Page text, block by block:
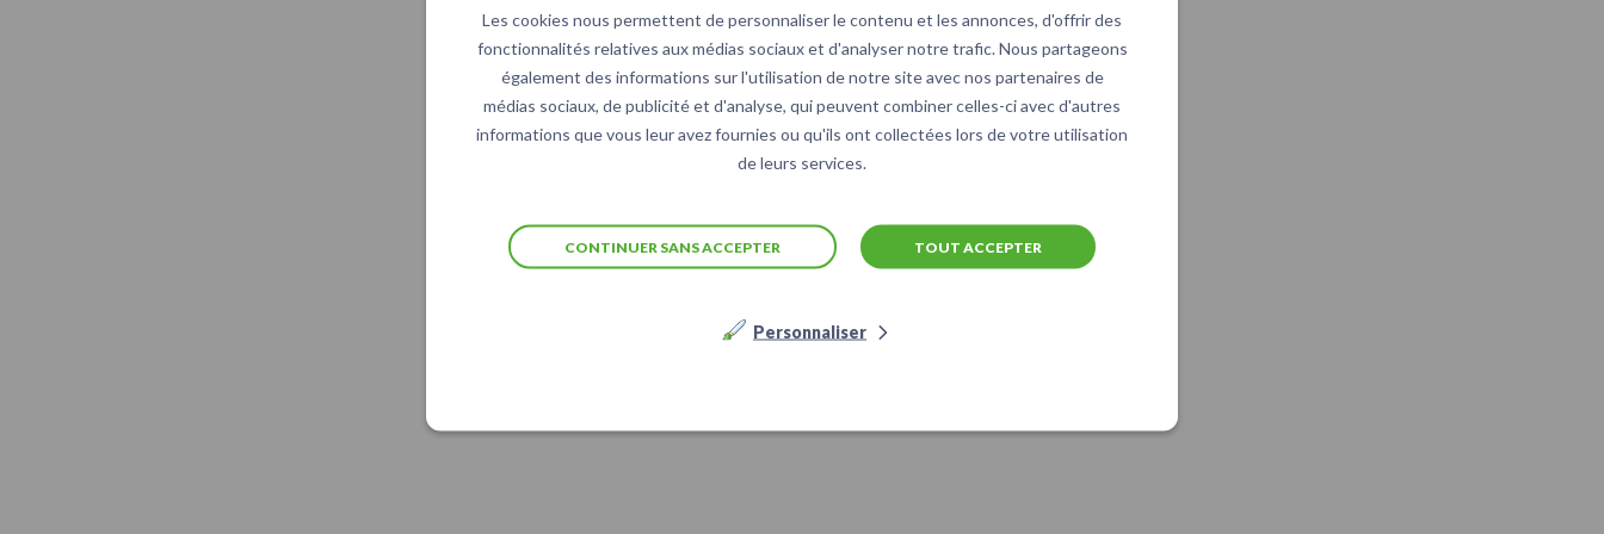
Les cookies nous permettent de personnaliser le contenu et les annonces, d'offrir des
fonctionnalités relatives aux médias sociaux et d'analyser notre trafic. Nous partageons
également des informations sur l'utilisation de notre site avec nos partenaires de
médias sociaux, de publicité et d'analyse, qui peuvent combiner celles-ci avec d'autres
informations que vous leur avez fournies ou qu'ils ont collectées lors de votre utilisation
de leurs services.
TOUT ACCEPTER
CONTINUER SANS ACCEPTER
Personnaliser